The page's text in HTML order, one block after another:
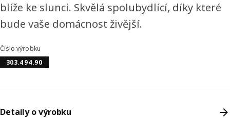
blíže ke slunci. Skvělá spolubydlící, díky které
bude vaše domácnost živější.
Číslo výrobku
303.494.90
Detaily o výrobku